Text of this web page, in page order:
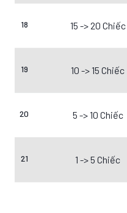
18 15 -> 20 Chiếc
19 10 -> 15 Chiếc
20 5 -> 10 Chiếc
21 1 -> 5 Chiếc